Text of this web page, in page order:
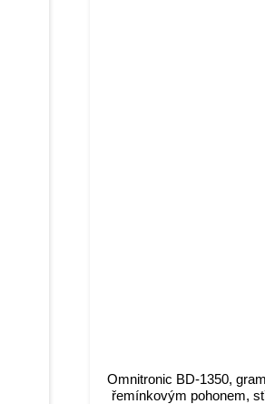
Omnitronic BD-1350,
řemínkovým pohonem,